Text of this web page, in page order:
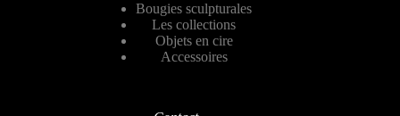
Bougies sculpturales
Les collections
Objets en cire
Accessoires